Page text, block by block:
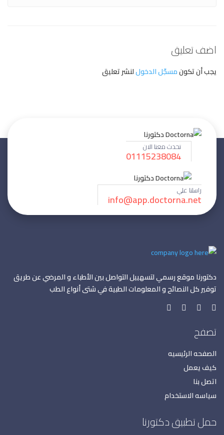
اضف تعليق
يجب أن تكونمسجّل الدخوللنشر تعليق
تحدث معنا الان
01115238084
راسلنا علي
info@app.doctorna.net
دكتورنا موقع رسمي لتسهييل التواصل بين الأطباء و المرضي عن طريق
توفير كل النصائح و المعلومات الطبية في شتى أنواع الطب
تصفح
الصفحه الرئيسيه
كيف يعمل
اتصل بنا
سياسه الاستخدام
حمل تطبيق دكتورنا